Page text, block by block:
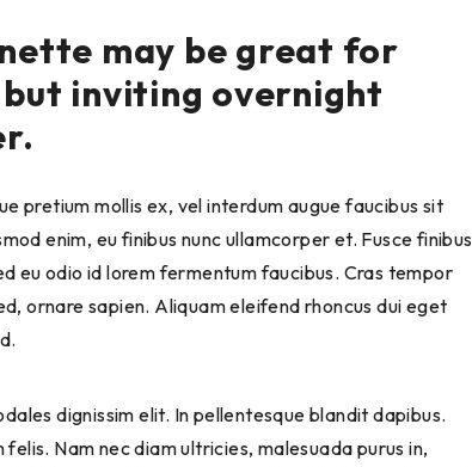
may be great for
inviting overnight
enim, eu finibus nunc ullamcorper et. Fusce finibus
eu odio id lorem fermentum faucibus. Cras tempor
ornare sapien. Aliquam eleifend rhoncus dui eget
Nam nec diam ultricies, malesuada purus in,